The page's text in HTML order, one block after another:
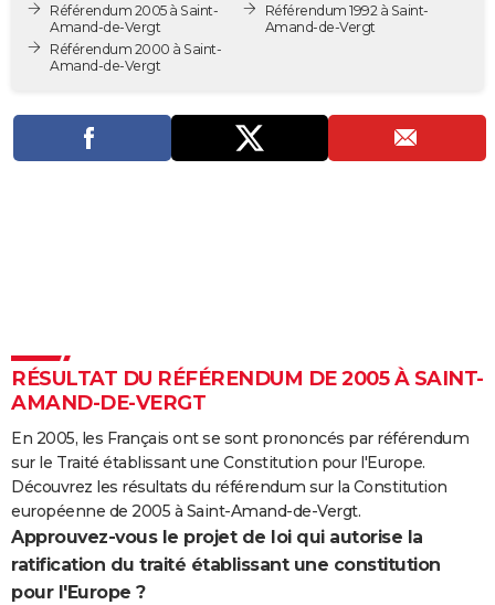
Art de vivre
Bien-être
Loisirs
ModeModes de vie
SANTE
Alimentation
Guide de la santé
Maladies
Médicaments
Sommeil
VOYAGE
PHOTO
GUIDES D'ACHAT
COPAINS D'AVANT
FORUM
Bricolage
Lifestyle
Culture
Sport
Auto
Television
Voyage
Cinema
Référendum 2005 à Saint-
Amand-de-Vergt
Référendum 2000 à Saint-
Amand-de-Vergt
Référendum 1992 à Saint-
Amand-de-Vergt
RÉSULTAT DU RÉFÉRENDUM DE 2005 À SAINT-
AMAND-DE-VERGT
En 2005, les Français ont se sont prononcés par référendum
sur le Traité établissant une Constitution pour l'Europe.
Découvrez les résultats du référendum sur la Constitution
européenne de 2005 à Saint-Amand-de-Vergt.
Approuvez-vous le projet de loi qui autorise la
ratification du traité établissant une constitution
pour l'Europe ?